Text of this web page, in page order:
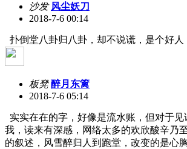
沙发 风尘妖刀
2018-7-6 00:14
扑倒堂八卦归八卦，却不说谎，是个好人
板凳 醉月东篱
2018-7-6 05:14
实实在在的字，好像是流水账，但对于
我，读来有深感，网络太多的欢欣酸辛乃
的叙述，风雪醉归人到跑堂，改变的是心